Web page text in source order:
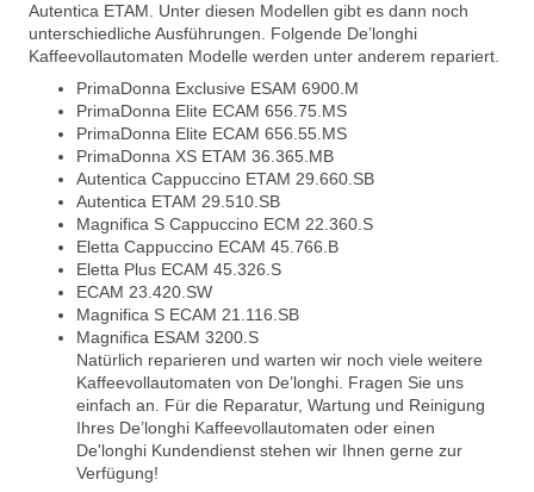
Autentica ETAM. Unter diesen Modellen gibt es dann noch
unterschiedliche Ausführungen. Folgende De’longhi
Kaffeevollautomaten Modelle werden unter anderem repariert.
PrimaDonna Exclusive ESAM 6900.M
PrimaDonna Elite ECAM 656.75.MS
PrimaDonna Elite ECAM 656.55.MS
PrimaDonna XS ETAM 36.365.MB
Autentica Cappuccino ETAM 29.660.SB
Autentica ETAM 29.510.SB
Magnifica S Cappuccino ECM 22.360.S
Eletta Cappuccino ECAM 45.766.B
Eletta Plus ECAM 45.326.S
ECAM 23.420.SW
Magnifica S ECAM 21.116.SB
Magnifica ESAM 3200.S
Natürlich reparieren und warten wir noch viele weitere
Kaffeevollautomaten von De’longhi. Fragen Sie uns
einfach an. Für die Reparatur, Wartung und Reinigung
Ihres De’longhi Kaffeevollautomaten oder einen
De'longhi Kundendienst stehen wir Ihnen gerne zur
Verfügung!